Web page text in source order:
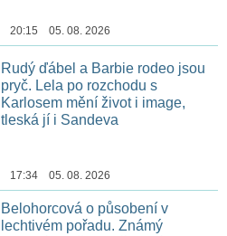
20:15 05. 08. 2026
Rudý ďábel a Barbie rodeo jsou
pryč. Lela po rozchodu s
Karlosem mění život i image,
tleská jí i Sandeva
17:34 05. 08. 2026
Belohorcová o působení v
lechtivém pořadu. Známý